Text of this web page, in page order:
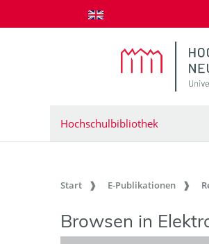
zum Inhalt springen
Hochschulbibliothek
Start E-Publikationen
Browsen in